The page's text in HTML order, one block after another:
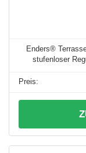
Enders®
stufenloser